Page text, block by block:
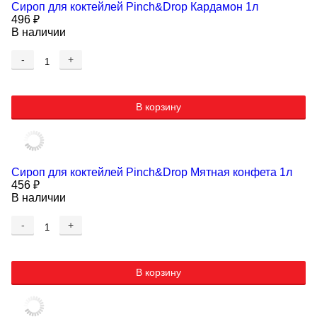
Сироп для коктейлей Pinch&Drop Кардамон 1л
496 ₽
В наличии
- +
В корзину
Сироп для коктейлей Pinch&Drop Мятная конфета 1л
456 ₽
В наличии
- +
В корзину